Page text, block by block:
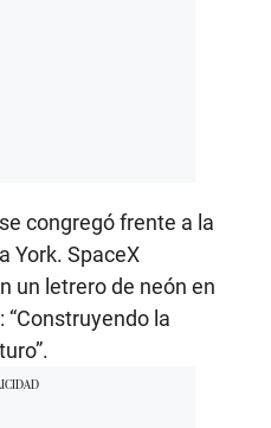
congregó frente a la
York. SpaceX
un letrero de neón en
la